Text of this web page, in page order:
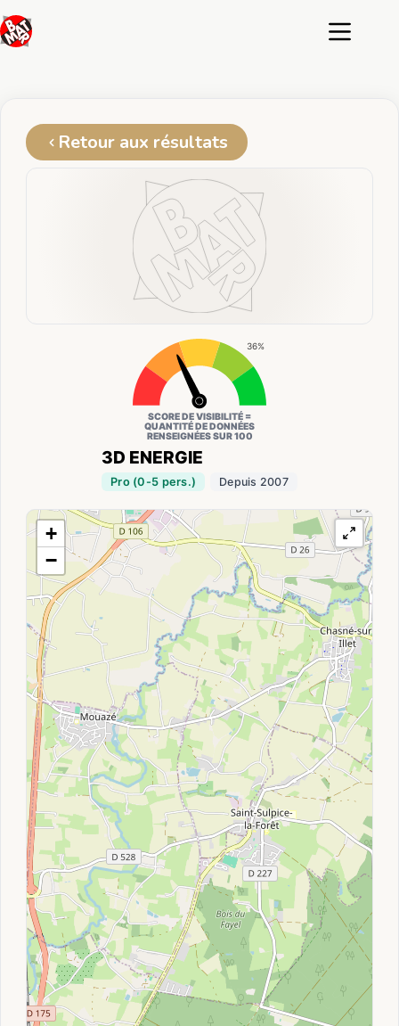
au
contenu
Retour aux résultats
3D ENERGIE
Pro (0-5 pers.) Depuis 2007
36%
SCORE DE VISIBILITÉ =
QUANTITÉ DE DONNÉES
RENSEIGNÉES SUR 100
+
−